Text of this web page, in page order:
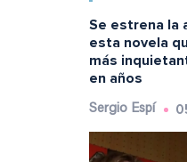
Se estrena la
esta novela
más
en años
Sergio Espí